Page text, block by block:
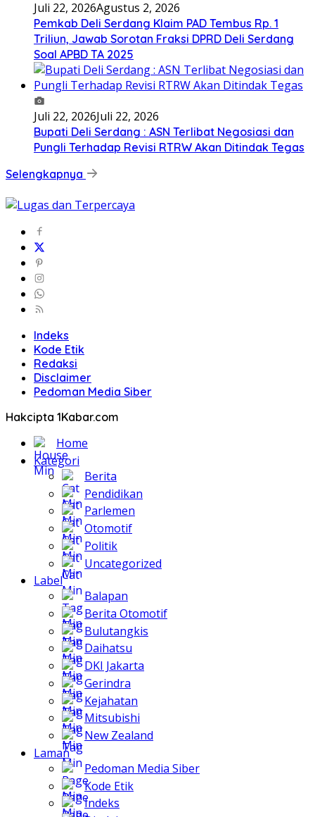
Juli 22, 2026Agustus 2, 2026
Pemkab Deli Serdang Klaim PAD Tembus Rp. 1
Triliun, Jawab Sorotan Fraksi DPRD Deli Serdang
Soal APBD TA 2025
Juli 22, 2026Juli 22, 2026
Bupati Deli Serdang : ASN Terlibat Negosiasi dan
Pungli Terhadap Revisi RTRW Akan Ditindak Tegas
Selengkapnya
Indeks
Kode Etik
Redaksi
Disclaimer
Pedoman Media Siber
Hakcipta 1Kabar.com
Home
Kategori
Berita
Pendidikan
Parlemen
Otomotif
Politik
Uncategorized
Label
Balapan
Berita Otomotif
Bulutangkis
Daihatsu
DKI Jakarta
Gerindra
Kejahatan
Mitsubishi
New Zealand
Laman
Pedoman Media Siber
Kode Etik
Indeks